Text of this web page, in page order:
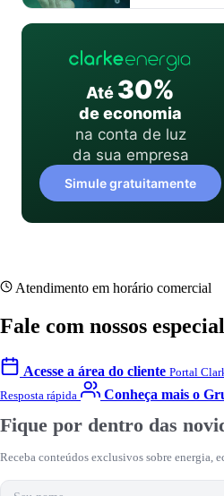
Até 30%
de economia
na conta de luz
da sua empresa
Simule gratuitamente
Atendimento em horário comercial
Fale com nossos
Acesse a área do cliente Portal
Resposta rápida Conheça mais o
Fique por dentro das
Receba conteúdos exclusivos sobre energia,
Nome
E-mail